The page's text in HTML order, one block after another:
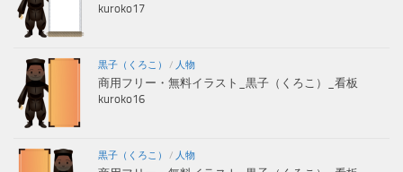
kuroko17
黒子（くろこ） / 人物
商用フリー・無料イラスト_黒子（くろこ）_看板
kuroko16
黒子（くろこ） / 人物